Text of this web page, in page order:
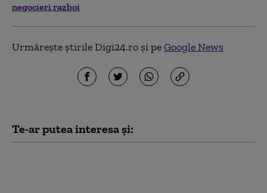
negocieri razboi
Urmărește știrile Digi24.ro și peGoogle News
Te-ar putea interesa și: